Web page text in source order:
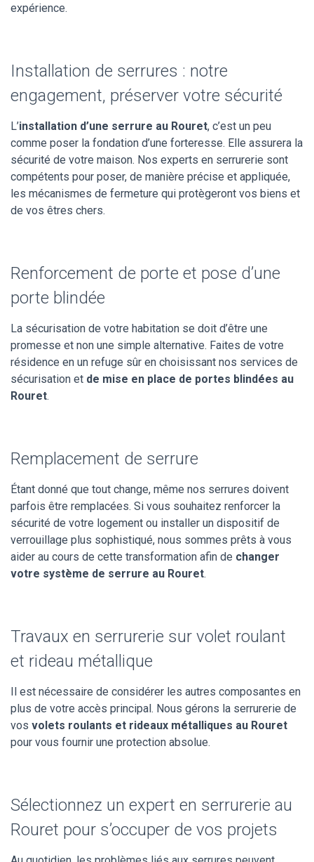
expérience.
Installation de serrures : notre
engagement, préserver votre sécurité
L’installation d’une serrure au Rouret, c’est un peu
comme poser la fondation d’une forteresse. Elle assurera la
sécurité de votre maison. Nos experts en serrurerie sont
compétents pour poser, de manière précise et appliquée,
les mécanismes de fermeture qui protègeront vos biens et
de vos êtres chers.
Renforcement de porte et pose d’une
porte blindée
La sécurisation de votre habitation se doit d’être une
promesse et non une simple alternative. Faites de votre
résidence en un refuge sûr en choisissant nos services de
sécurisation et de mise en place de portes blindées au
Rouret.
Remplacement de serrure
Étant donné que tout change, même nos serrures doivent
parfois être remplacées. Si vous souhaitez renforcer la
sécurité de votre logement ou installer un dispositif de
verrouillage plus sophistiqué, nous sommes prêts à vous
aider au cours de cette transformation afin de changer
votre système de serrure au Rouret.
Travaux en serrurerie sur volet roulant
et rideau métallique
Il est nécessaire de considérer les autres composantes en
plus de votre accès principal. Nous gérons la serrurerie de
vos volets roulants et rideaux métalliques au Rouret
pour vous fournir une protection absolue.
Sélectionnez un expert en serrurerie au
Rouret pour s’occuper de vos projets